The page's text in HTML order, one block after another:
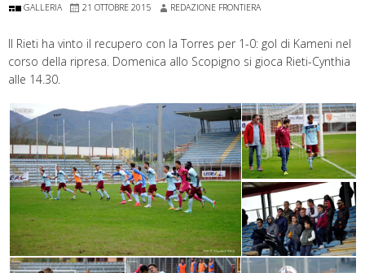
GALLERIA 21 OTTOBRE 2015 REDAZIONE FRONTIERA
Il Rieti ha vinto il recupero con la Torres per 1-0: gol di Kameni nel
corso della ripresa. Domenica allo Scopigno si gioca Rieti-Cynthia
alle 14.30.